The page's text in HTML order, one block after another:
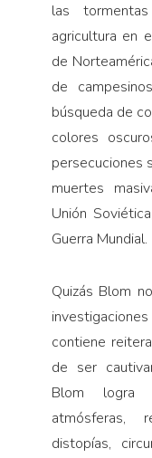
las
agricultura en
de
de
búsqueda de
colores
persecuciones
muertes
Unión
Guerra Mundial.
Quizás Blom
contiene
de ser
Blom logra
atmósferas,
distopías,